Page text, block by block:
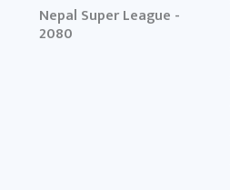
Nepal Super League -
2080